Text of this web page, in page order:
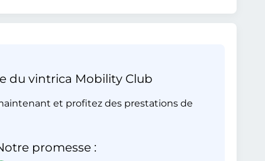
du vintrica Mobility Club
et profitez des prestations de
promesse :